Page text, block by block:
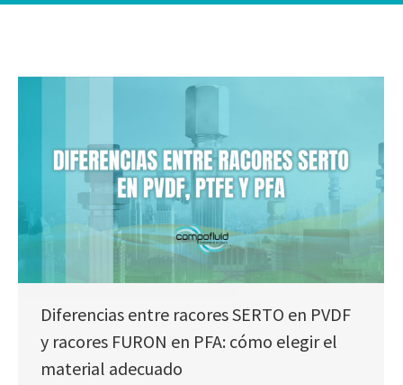
Diferencias entre racores SERTO en PVDF
y racores FURON en PFA: cómo elegir el
material adecuado